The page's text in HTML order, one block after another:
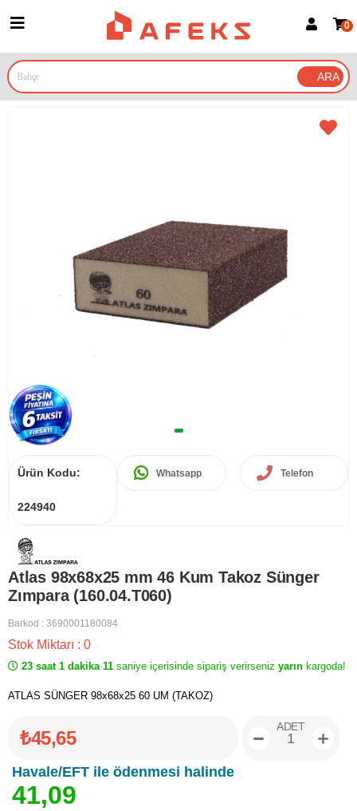
Google İle Bağlan
0
Ürün Kodu:
224940
Whatsapp Telefon
Atlas 98x68x25 mm 46 Kum Takoz Sünger
Zımpara (160.04.T060)
Barkod : 3690001180084
Stok Miktarı : 0
23 saat 1 dakika 11 saniye içerisinde sipariş verirseniz yarın kargoda!
ATLAS SÜNGER 98x68x25 60 UM (TAKOZ)
₺45,65
Havale/EFT ile ödenmesi halinde
41,09
ADET